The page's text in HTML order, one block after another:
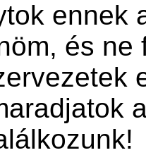
ennek
és